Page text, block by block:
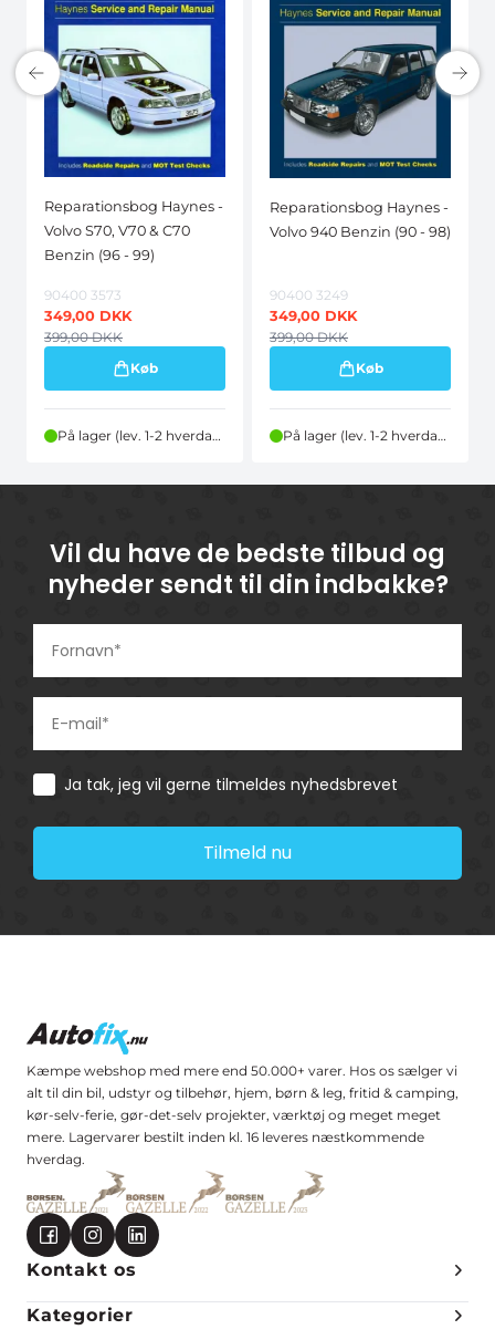
Reparationsbog Haynes -
Volvo S70, V70 & C70
Benzin (96 - 99)
90400 3573
349,00 DKK
399,00DKK
Køb
På lager (lev. 1-2 hverdage)
Reparationsbog Haynes -
Volvo 940 Benzin (90 - 98)
90400 3249
349,00 DKK
399,00DKK
Køb
På lager (lev. 1-2 hverdage)
Vil du have de bedste tilbud og
nyheder sendt til din indbakke?
Consent
Ja tak, jeg vil gerne tilmeldes nyhedsbrevet
Tilmeld nu
Kæmpe webshop med mere end 50.000+ varer. Hos os sælger vi
alt til din bil, udstyr og tilbehør, hjem, børn & leg, fritid & camping,
kør-selv-ferie, gør-det-selv projekter, værktøj og meget meget
mere. Lagervarer bestilt inden kl. 16 leveres næstkommende
hverdag.
Kontakt os
Kategorier